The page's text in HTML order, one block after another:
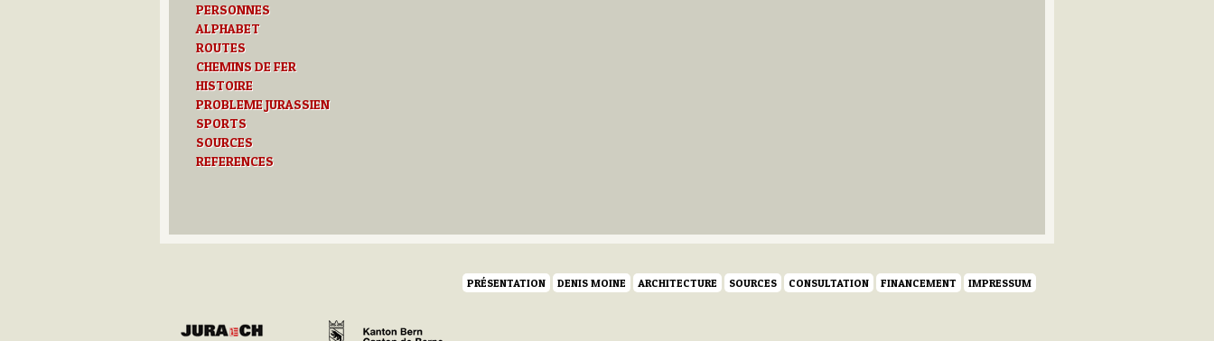
PERSONNES
ALPHABET
ROUTES
CHEMINS DE FER
HISTOIRE
PROBLEME JURASSIEN
SPORTS
SOURCES
REFERENCES
PRÉSENTATION DENIS MOINE ARCHITECTURE SOURCES CONSULTATION FINANCEMENT IMPRESSUM